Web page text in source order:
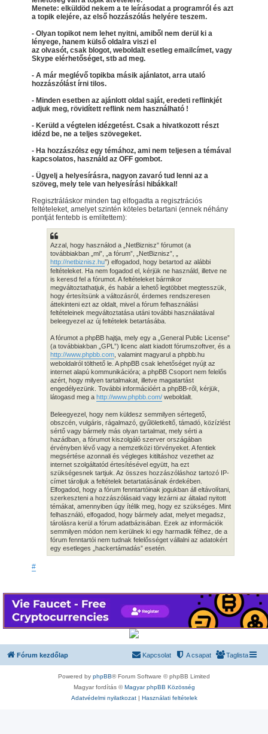
Menete: elküldöd nekem a te leírásodat a programról és azt
a topik elejére, az első hozzászólás helyére teszem.
- Olyan topikot nem lehet nyitni, amiből nem derül ki a
lényege, hanem külső oldalra viszi el
az olvasót, csak blogot, weboldalt esetleg emailcímet, vagy
Skype elérhetőséget, stb ad meg.
- A már meglévő topikba másik ajánlatot, arra utaló
hozzászólást írni tilos.
- Minden esetben az ajánlott oldal saját, eredeti reflinkjét
adjuk meg, rövidített reflink nem használható !
- Kerüld a végtelen idézgetést. Csak a hivatkozott részt
idézd be, ne a teljes szövegeket.
- Ha hozzászólsz egy témához, ami nem teljesen a témával
kapcsolatos, használd az OFF gombot.
- Ügyelj a helyesírásra, nagyon zavaró tud lenni az a
szöveg, mely tele van helyesírási hibákkal!
Regisztráláskor minden tag elfogadta a regisztrációs
feltételeket, amelyet szintén köteles betartani (ennek néhány
pontját fentebb is említettem):
Azzal, hogy használod a „NetBiznisz” fórumot (a
továbbiakban „mi”, „a fórum”, „NetBiznisz”, „
http://netbiznisz.hu”) elfogadod, hogy betartod az alábbi
feltételeket. Ha nem fogadod el, kérjük ne használd, illetve ne
is keresd fel a fórumot. A feltételeket bármikor
megváltoztathatjuk, és habár a lehető legtöbbet megtesszük,
hogy értesítsünk a változásról, érdemes rendszeresen
áttekinteni ezt az oldalt, mivel a fórum felhasználási
feltételeinek megváltoztatása utáni további használatával
beleegyezel az új feltételek betartásába.
A fórumot a phpBB hajtja, mely egy a „General Public License”
(a továbbiakban „GPL”) licenc alatt kiadott fórumszoftver, és a
http://www.phpbb.com , valamint magyarul a phpbb.hu
weboldalról tölthető le. A phpBB csak lehetőséget nyújt az
internet alapú kommunikációra; a phpBB Csoport nem felelős
azért, hogy milyen tartalmakat, illetve magatartást
engedélyezünk. További információért a phpBB-ről, kérjük,
látogasd meg a http://www.phpbb.com/ weboldalt.
Beleegyezel, hogy nem küldesz semmilyen sértegető,
obszcén, vulgáris, rágalmazó, gyűlöletkeltő, támadó, közízlést
sértő vagy bármely más olyan tartalmat, mely sérti a
hazádban, a fórumot kiszolgáló szerver országában
érvényben lévő vagy a nemzetközi törvényeket. A fentiek
megsértése azonnali és végleges kitiltáshoz vezethet az
internet szolgáltatód értesítésével együtt, ha ezt
szükségesnek tartjuk. Az összes hozzászóláshoz tartozó IP-
címet tároljuk a feltételek betartatásának érdekében.
Elfogadod, hogy a fórum fenntartóinak jogukban áll eltávolítani,
szerkeszteni a hozzászólásaid vagy lezárni az általad nyitott
témákat, amennyiben úgy ítélik meg, hogy ez szükséges. Mint
felhasználó, elfogadod, hogy bármely adat, melyet megadsz,
tárolásra kerül a fórum adatbázisában. Ezek az információk
semmilyen módon nem kerülnek ki egy harmadik félhez, de a
fórum fenntartói nem tudnak felelősséget vállalni az adatokért
egy esetleges „hackertámadás” esetén.
#
Fórum kezdőlap Taglista
A csapat
Kapcsolat
Powered by phpBB® Forum Software © phpBB Limited
Magyar fordítás © Magyar phpBB Közösség
Adatvédelmi nyilatkozat| Használati feltételek